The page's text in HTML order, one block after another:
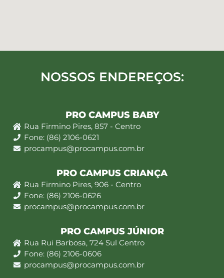
NOSSOS ENDEREÇOS:
PRO CAMPUS BABY
Rua Firmino Pires, 857 - Centro
Fone: (86) 2106-0621
procampus@procampus.com.br
PRO CAMPUS CRIANÇA
Rua Firmino Pires, 906 - Centro
Fone: (86) 2106-0626
procampus@procampus.com.br
PRO CAMPUS JÚNIOR
Rua Rui Barbosa, 724 Sul Centro
Fone: (86) 2106-0606
procampus@procampus.com.br